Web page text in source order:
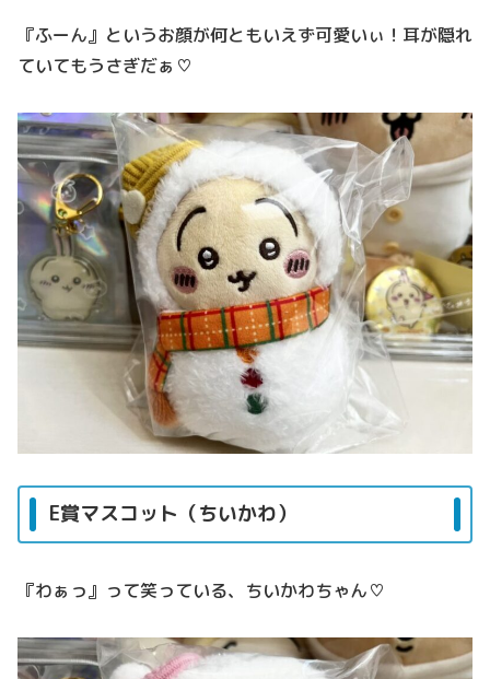
『ふーん』というお顔が何ともいえず可愛いぃ！耳が隠れ
ていてもうさぎだぁ♡
E賞マスコット（ちいかわ）
『わぁっ』って笑っている、ちいかわちゃん♡